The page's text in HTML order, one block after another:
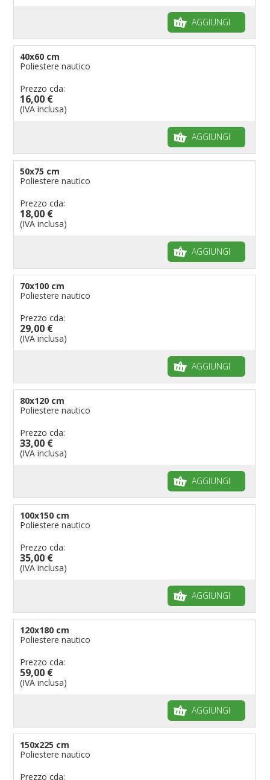
AGGIUNGI
40x60 cm
Poliestere nautico
Prezzo cda:
16,00 €
(IVA inclusa)
AGGIUNGI
50x75 cm
Poliestere nautico
Prezzo cda:
18,00 €
(IVA inclusa)
AGGIUNGI
70x100 cm
Poliestere nautico
Prezzo cda:
29,00 €
(IVA inclusa)
AGGIUNGI
80x120 cm
Poliestere nautico
Prezzo cda:
33,00 €
(IVA inclusa)
AGGIUNGI
100x150 cm
Poliestere nautico
Prezzo cda:
35,00 €
(IVA inclusa)
AGGIUNGI
120x180 cm
Poliestere nautico
Prezzo cda:
59,00 €
(IVA inclusa)
AGGIUNGI
150x225 cm
Poliestere nautico
Prezzo cda: